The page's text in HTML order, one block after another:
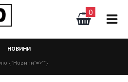
0
НОВИНИ
{"Новини"=>""}